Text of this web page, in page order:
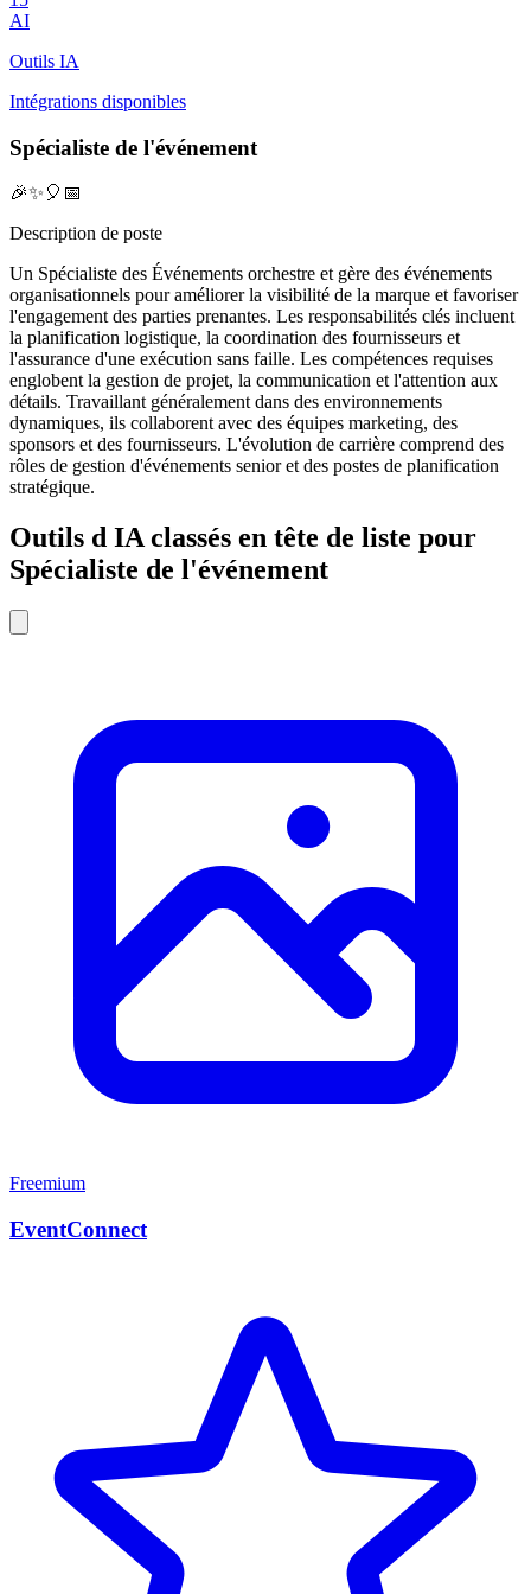
AI
Outils IA
Intégrations disponibles
Spécialiste de l'événement
🎉✨🎈📅
Description de poste
Un Spécialiste des Événements orchestre et gère des événements
organisationnels pour améliorer la visibilité de la marque et favoriser
l'engagement des parties prenantes. Les responsabilités clés incluent
la planification logistique, la coordination des fournisseurs et
l'assurance d'une exécution sans faille. Les compétences requises
englobent la gestion de projet, la communication et l'attention aux
détails. Travaillant généralement dans des environnements
dynamiques, ils collaborent avec des équipes marketing, des
sponsors et des fournisseurs. L'évolution de carrière comprend des
rôles de gestion d'événements senior et des postes de planification
stratégique.
Outils d IA classés en tête de liste pour
Spécialiste de l'événement
Freemium
EventConnect